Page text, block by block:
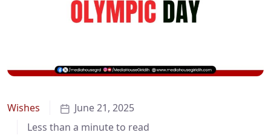
Wishes
June 21, 2025
Less than a minute to read